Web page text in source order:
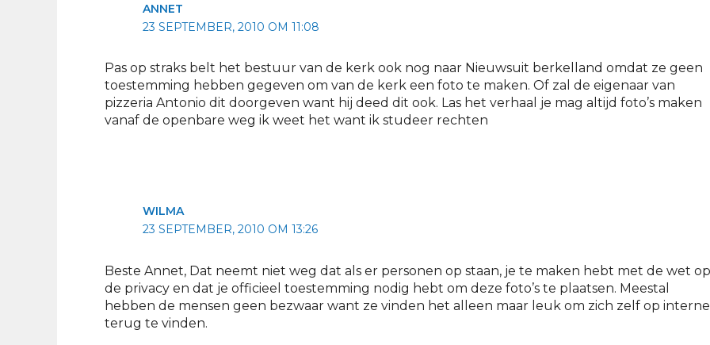
ANNET
23 SEPTEMBER, 2010 OM 11:08
Pas op straks belt het bestuur van de kerk ook nog naar Nieuwsuit berkelland omdat ze geen
toestemming hebben gegeven om van de kerk een foto te maken. Of zal de eigenaar van
pizzeria Antonio dit doorgeven want hij deed dit ook. Las het verhaal je mag altijd foto’s maken
vanaf de openbare weg ik weet het want ik studeer rechten
WILMA
23 SEPTEMBER, 2010 OM 13:26
Beste Annet, Dat neemt niet weg dat als er personen op staan, je te maken hebt met de wet op
de privacy en dat je officieel toestemming nodig hebt om deze foto’s te plaatsen. Meestal
hebben de mensen geen bezwaar want ze vinden het alleen maar leuk om zich zelf op
terug te vinden.